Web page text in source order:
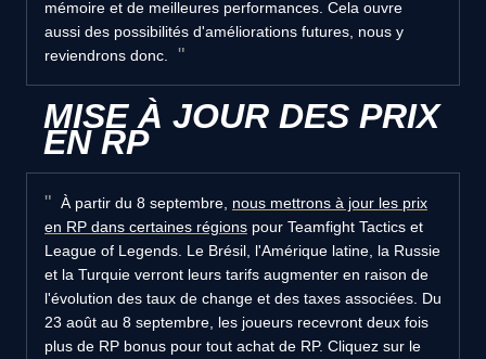
mémoire et de meilleures performances. Cela ouvre
aussi des possibilités d'améliorations futures, nous y
reviendrons donc.
MISE À JOUR DES PRIX
EN RP
À partir du 8 septembre, nous mettrons à jour les prix
en RP dans certaines régions pour Teamfight Tactics et
League of Legends. Le Brésil, l'Amérique latine, la Russie
et la Turquie verront leurs tarifs augmenter en raison de
l'évolution des taux de change et des taxes associées. Du
23 août au 8 septembre, les joueurs recevront deux fois
plus de RP bonus pour tout achat de RP. Cliquez sur le